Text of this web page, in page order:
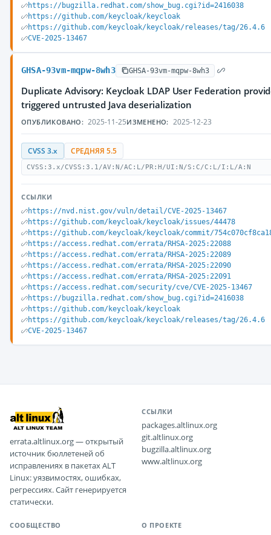
https://bugzilla.redhat.com/show_bug.cgi?id=2416038
https://github.com/keycloak/keycloak
https://github.com/keycloak/keycloak/releases/tag/26.4.6
CVE-2025-13467
GHSA-93vm-mqpw-8wh3 GHSA-93vm-mqpw-8wh3
Duplicate Advisory: Keycloak LDAP User Federation
triggered untrusted Java deserialization
ОПУБЛИКОВАНО: 2025-11-25ИЗМЕНЕНО: 2025-12-23
CVSS 3.x СРЕДНЯЯ 5.5
CVSS:3.x/CVSS:3.1/AV:N/AC:L/PR:H/UI:N/S:C/C:L/I:L/A:N
ССЫЛКИ
https://nvd.nist.gov/vuln/detail/CVE-2025-13467
https://github.com/keycloak/keycloak/issues/44478
https://github.com/keycloak/keycloak/commit/
https://access.redhat.com/errata/RHSA-2025:22088
https://access.redhat.com/errata/RHSA-2025:22089
https://access.redhat.com/errata/RHSA-2025:22090
https://access.redhat.com/errata/RHSA-2025:22091
https://access.redhat.com/security/cve/CVE-2025-13467
https://bugzilla.redhat.com/show_bug.cgi?id=2416038
https://github.com/keycloak/keycloak
https://github.com/keycloak/keycloak/releases/tag/26.4.6
CVE-2025-13467
errata.altlinux.org — открытый
источник бюллетеней об
исправлениях в пакетах ALT
Linux: уязвимостях, ошибках,
регрессиях. Сайт генерируется
статически.
ССЫЛКИ
packages.altlinux.org
git.altlinux.org
bugzilla.altlinux.org
www.altlinux.org
СООБЩЕСТВО О ПРОЕКТЕ